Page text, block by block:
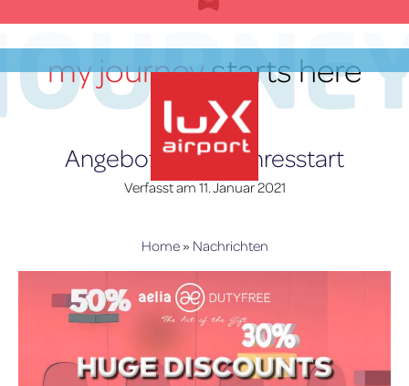
springenmy journeystarts here
Angebote zum Jahresstart
Verfasst am 11. Januar 2021
Home» Nachrichten